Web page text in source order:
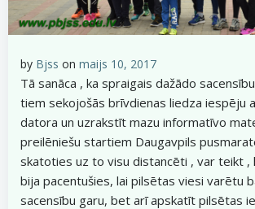
by Bjss on maijs 10, 2017
Tā sanāca , ka spraigais dažādo
tiem sekojošās brīvdienas liedza iespēju
datora un uzrakstīt mazu informatīvo
preilēniešu startiem Daugavpils
skatoties uz to visu distancēti , var teikt ,
bija pacentušies, lai pilsētas viesi varētu
sacensību garu, bet arī apskatīt pilsētas